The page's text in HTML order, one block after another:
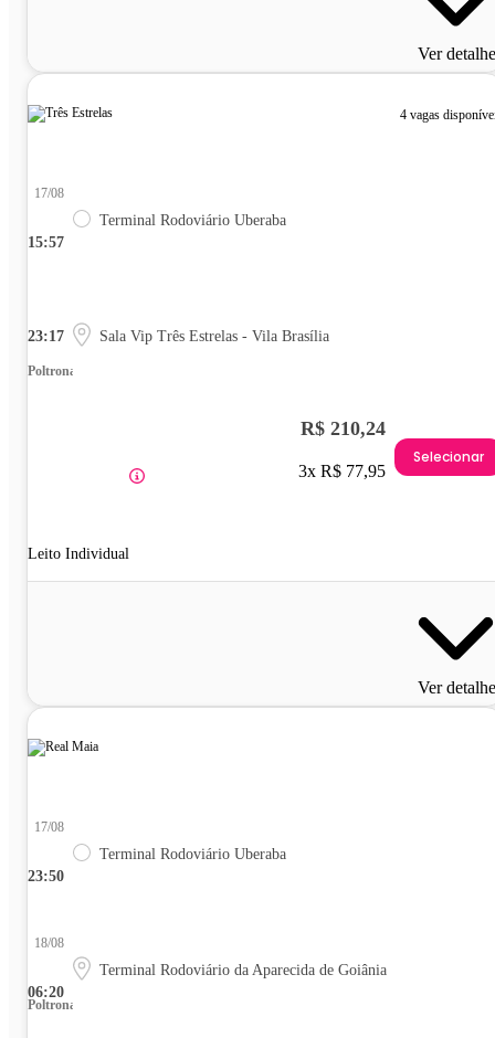
Ver
4 vagas
15:57
17/08
Terminal Rodoviário Uberaba
23:17 Sala Vip Três Estrelas - Vila Brasília
Poltrona
Leito Individual
R$ 210,24
3x R$ 77,95
Selecionar
Ver
23:50
17/08
Terminal Rodoviário Uberaba
06:20
18/08
Terminal Rodoviário da Aparecida de Goiânia
Poltrona